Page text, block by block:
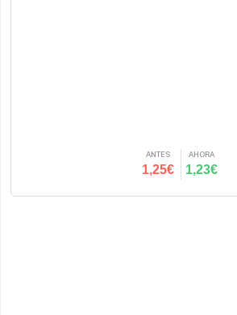
ANTES
1,25€
AHORA
1,23€